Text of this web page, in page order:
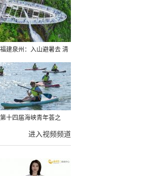
福建泉州：入山避暑去 清
凉好惬意
第十四届海峡青年荟之
2026榕台青年大学生水上
进入视频频道